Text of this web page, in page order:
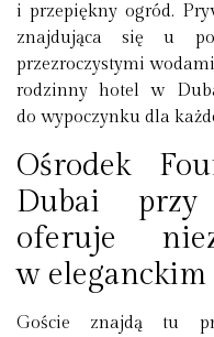
i przepiękny ogród.
znajdująca się u
przezroczystymi
rodzinny hotel w
do wypoczynku dla
Ośrodek
Dubai przy
oferuje
w eleganckim
Goście znajdą tu